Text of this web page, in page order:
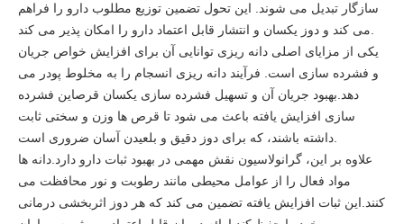
سازگار تبدیل می شوند. این تحول تضمین توزیع مطلوب دارو را فراهم
یکی از مزایای اصلی دانه ریزی توانایی آن برای افزایش خواص جریان
و فشرده سازی است. فرآیند دانه ریزی انسجام را به مخلوط پودر می
دهد.بهبود جریان آن و تسهیل فشرده سازی یکسان قرصاین فشرده
سازی افزایش یافته باعث می شود تا قرص ها وزن و سختی ثابت
علاوه بر اين، گرانولاسيون نقش مهمی در بهبود ثبات دارو دارد.دانه ها
مواد فعال را از عوامل محیطی مانند رطوبت و نور محافظت می
کنند.این ثبات افزایش یافته تضمین می کند که هر دوز اثربخشی درمانی